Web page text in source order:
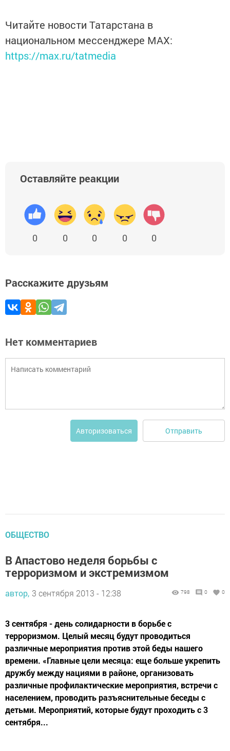
Читайте новости Татарстана в
национальном мессенджере MАХ:
https://max.ru/tatmedia
Оставляйте реакции
0 0 0 0 0
Расскажите друзьям
Нет комментариев
Авторизоваться Отправить
ОБЩЕСТВО
В Апастово неделя борьбы с
терроризмом и экстремизмом
автор, 3 сентября 2013 - 12:38 798 0 0
3 сентября - день солидарности в борьбе с
терроризмом. Целый месяц будут проводиться
различные мероприятия против этой беды нашего
времени. «Главные цели месяца: еще больше укрепить
дружбу между нациями в районе, организовать
различные профилактические мероприятия, встречи с
населением, проводить разъяснительные беседы с
детьми. Мероприятий, которые будут проходить с 3
сентября...